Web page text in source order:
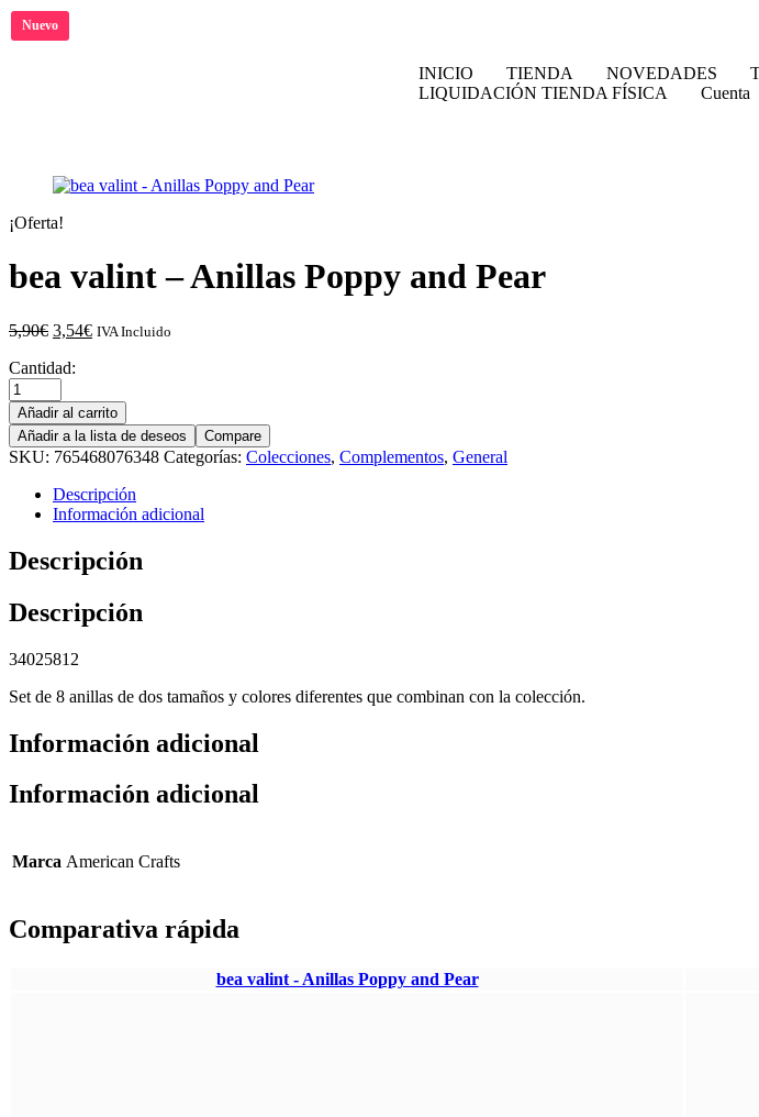
INICIO TIENDA NOVEDADES
LIQUIDACIÓN TIENDA FÍSICA
Cuenta
¡Oferta!
bea valint – Anillas Poppy and Pear
5,90€ 3,54€ IVA Incluido
Cantidad:
Añadir al carrito
Añadir a la lista de deseos
Compare
SKU: 765468076348 Categorías: Colecciones, Complementos, General
Descripción
Información adicional
Descripción
Descripción
34025812
Set de 8 anillas de dos tamaños y colores diferentes que combinan con la colección.
Información adicional
Información adicional
Marca American Crafts
Comparativa rápida
bea valint - Anillas Poppy and Pear
Nuevo